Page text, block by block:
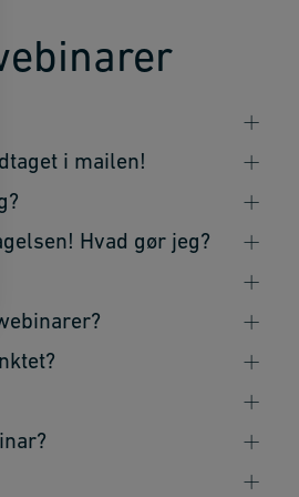
i mailen!
Hvad gør jeg?